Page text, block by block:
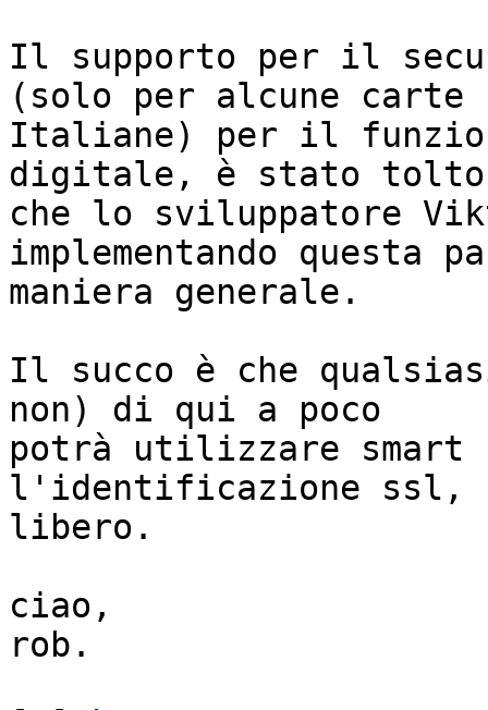
Il supporto per il
(solo per alcune carte
Italiane) per il
digitale, è stato
che lo sviluppatore
implementando questa
maniera generale.
Il succo è che
non) di qui a poco
potrà utilizzare smart
l'identificazione ssl,
libero.
ciao,
rob.